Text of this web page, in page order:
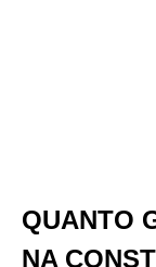
QUANTO
NA